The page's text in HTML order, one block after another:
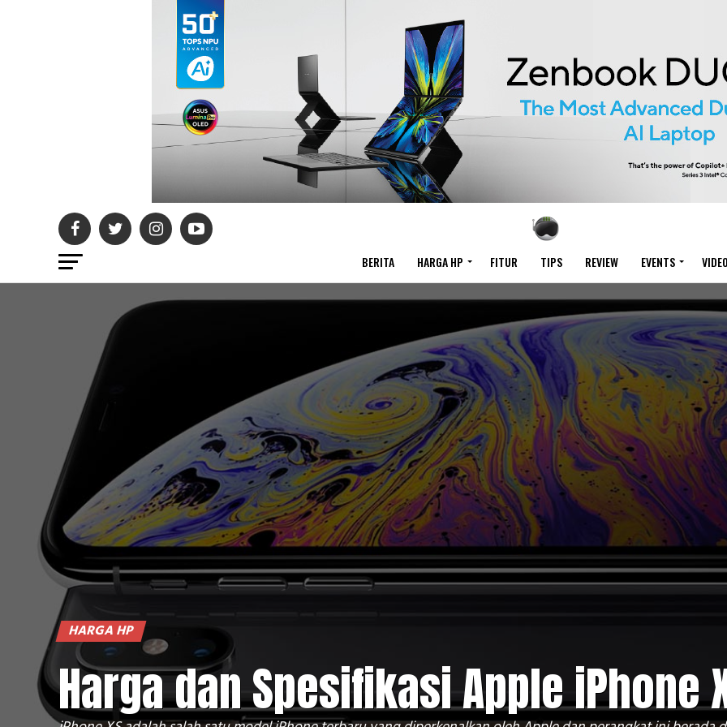
BERITA HARGA HP FITUR TIPS REVIEW EVENTS
HARGA HP
Harga dan Spesifikasi Apple iPhone